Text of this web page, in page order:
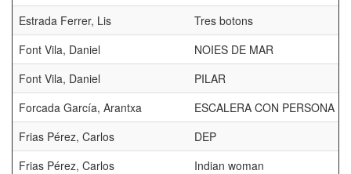
Estrada Ferrer, Lis
Tres botons
Font Vila, Daniel
NOIES DE MAR
Font Vila, Daniel
PILAR
Forcada García, Arantxa
ESCALERA CON PERSONA
Frias Pérez, Carlos
DEP
Frias Pérez, Carlos
Indian woman